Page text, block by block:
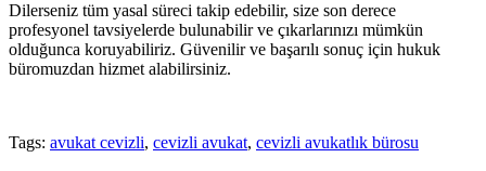
Dilerseniz tüm yasal süreci takip edebilir, size son derece
profesyonel tavsiyelerde bulunabilir ve çıkarlarınızı mümkün
olduğunca koruyabiliriz. Güvenilir ve başarılı sonuç için hukuk
büromuzdan hizmet alabilirsiniz.
Tags: avukat cevizli, cevizli avukat, cevizli avukatlık bürosu